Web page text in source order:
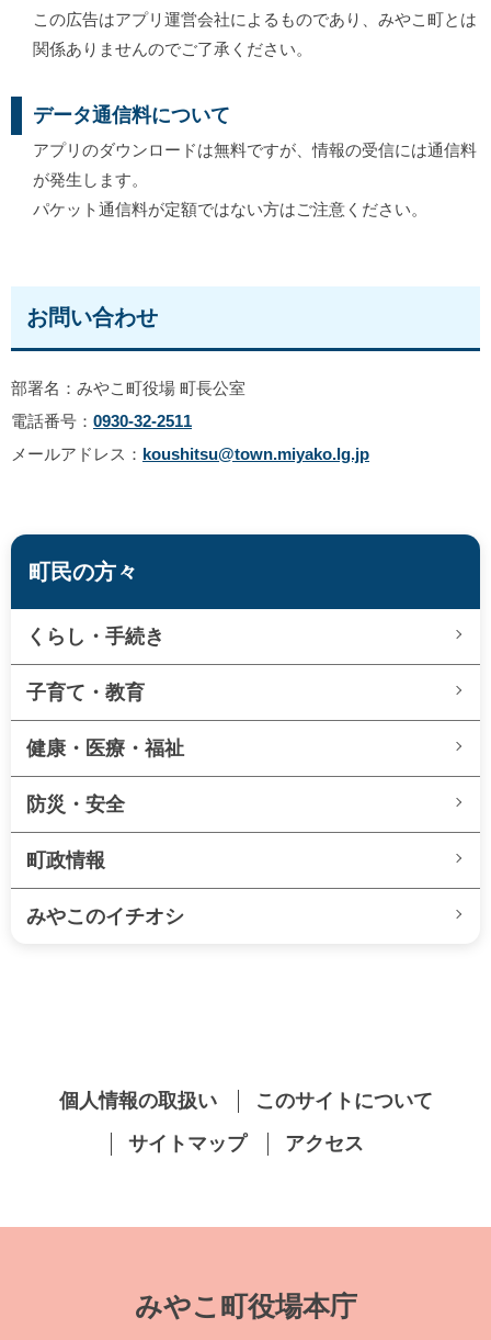
この広告はアプリ運営会社によるものであり、みやこ町とは
関係ありませんのでご了承ください。
データ通信料について
アプリのダウンロードは無料ですが、情報の受信には通信料
が発生します。
パケット通信料が定額ではない方はご注意ください。
お問い合わせ
部署名：みやこ町役場 町長公室
電話番号： 0930-32-2511
メールアドレス： koushitsu@town.miyako.lg.jp
町民の方々
くらし・手続き
子育て・教育
健康・医療・福祉
防災・安全
町政情報
みやこのイチオシ
個人情報の取扱い
このサイトについて
サイトマップ
アクセス
みやこ町役場本庁